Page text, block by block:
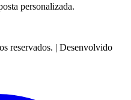
personalizada.
reservados. | Desenvolvido